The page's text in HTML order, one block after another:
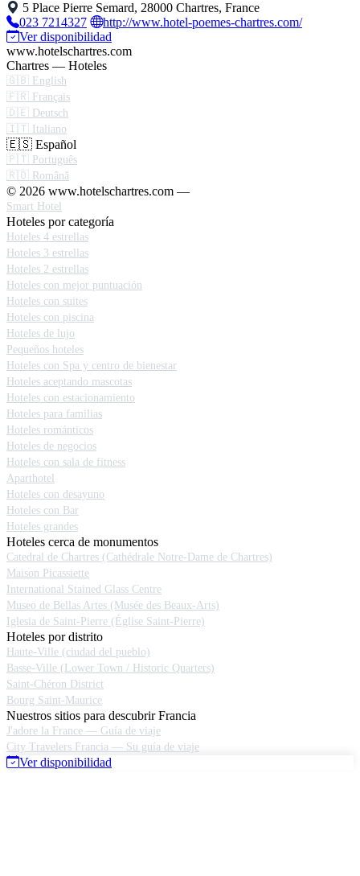
5 Place Pierre Semard, 28000 Chartres, France
023 7214327
http://www.hotel-poemes-chartres.com/
Ver disponibilidad
www.hotelschartres.com
Chartres — Hoteles
🇬🇧 English
🇫🇷 Français
🇩🇪 Deutsch
🇮🇹 Italiano
🇪🇸 Español
🇵🇹 Português
🇷🇴 Română
© 2026 www.hotelschartres.com —
Smart Hotel
Hoteles por categoría
Hoteles 4 estrellas
Hoteles 3 estrellas
Hoteles 2 estrellas
Hoteles con mejor puntuación
Hoteles con suites
Hoteles con piscina
Hoteles de lujo
Pequeños hoteles
Hoteles con Spa y centro de bienestar
Hoteles aceptando mascotas
Hoteles con estacionamiento
Hoteles para familias
Hoteles románticos
Hoteles de negocios
Hoteles con sala de fitness
Aparthotel
Hoteles con desayuno
Hoteles con Bar
Hoteles grandes
Hoteles cerca de monumentos
Catedral de Chartres (Cathédrale Notre-Dame de Chartres)
Maison Picassiette
International Stained Glass Centre
Museo de Bellas Artes (Musée des Beaux-Arts)
Iglesia de Saint-Pierre (Église Saint-Pierre)
Hoteles por distrito
Haute-Ville (ciudad del pueblo)
Basse-Ville (Lower Town / Historic Quarters)
Saint-Chéron District
Bourg Saint-Maurice
Nuestros sitios para descubrir Francia
J'adore la France — Guía de viaje
City Travelers Francia — Su guía de viaje
Ver disponibilidad